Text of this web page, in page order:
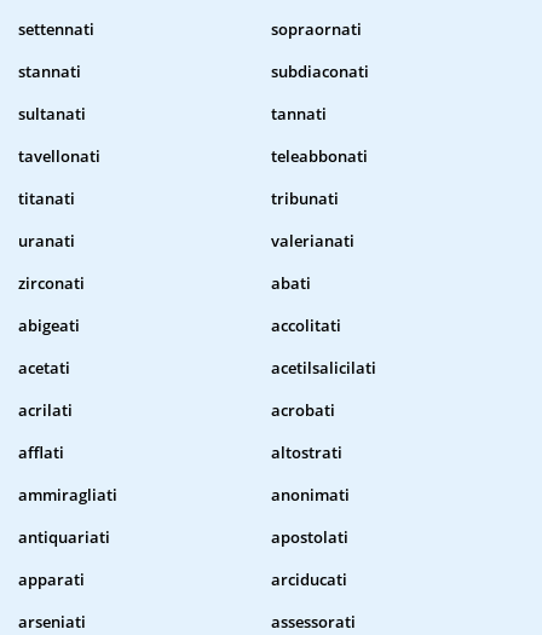
settennati
sopraornati
stannati
subdiaconati
sultanati
tannati
tavellonati
teleabbonati
titanati
tribunati
uranati
valerianati
zirconati
abati
abigeati
accolitati
acetati
acetilsalicilati
acrilati
acrobati
afflati
altostrati
ammiragliati
anonimati
antiquariati
apostolati
apparati
arciducati
arseniati
assessorati